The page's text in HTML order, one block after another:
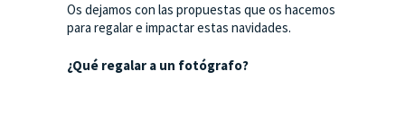
Os dejamos con las propuestas que os hacemos
para regalar e impactar estas navidades.
¿Qué regalar a un fotógrafo?